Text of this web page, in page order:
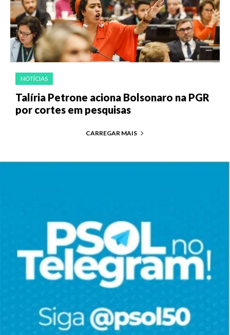
NOTÍCIAS
Talíria Petrone aciona Bolsonaro na PGR
por cortes em pesquisas
CARREGAR MAIS